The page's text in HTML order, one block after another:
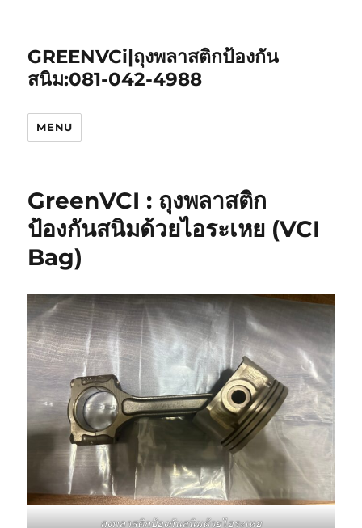
GREENVCi|ถุงพลาสติกป้องกัน
สนิม:081-042-4988
MENU
GreenVCI : ถุงพลาสติก
ป้องกันสนิมด้วยไอระเหย (VCI
Bag)
ถุงพลาสติกป้องกันสนิมด้วยไอระเหย